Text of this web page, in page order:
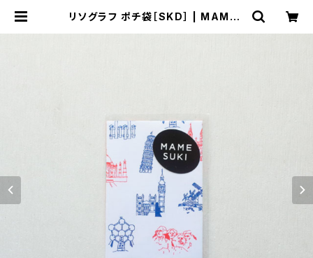
リソグラフ ポチ袋［SKD］ | MAMES